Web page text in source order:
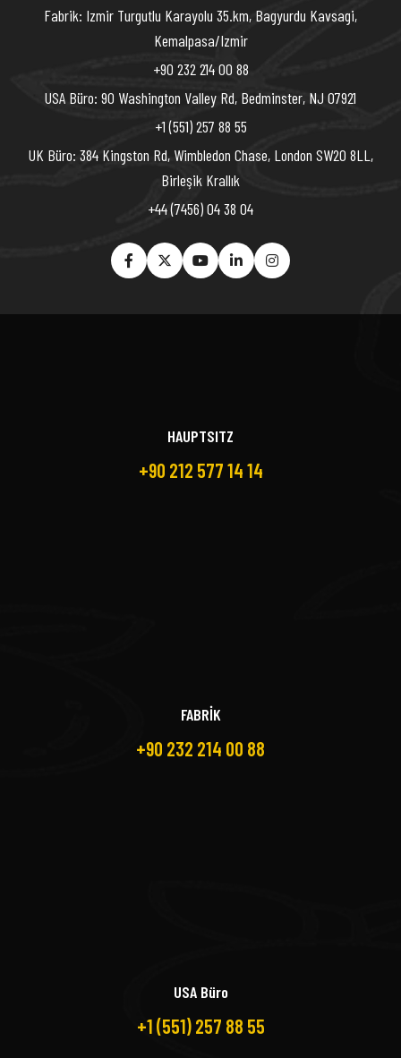
Fabrik: Izmir Turgutlu Karayolu 35.km, Bagyurdu Kavsagi,
Kemalpasa/Izmir
+90 232 214 00 88
USA Büro: 90 Washington Valley Rd, Bedminster, NJ 07921
+1 (551) 257 88 55
UK Büro: 384 Kingston Rd, Wimbledon Chase, London SW20 8LL,
Birleşik Krallık
+44 (7456) 04 38 04
HAUPTSITZ
+90 212 577 14 14
FABRİK
+90 232 214 00 88
USA Büro
+1 (551) 257 88 55